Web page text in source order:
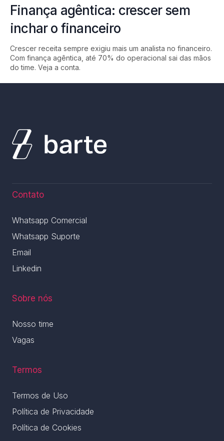
Finança agêntica: crescer sem
inchar o financeiro
Crescer receita sempre exigiu mais um analista no financeiro.
Com finança agêntica, até 70% do operacional sai das mãos
do time. Veja a conta.
Contato
Whatsapp Comercial
Whatsapp Suporte
Email
Linkedin
Sobre nós
Nosso time
Vagas
Termos
Termos de Uso
Política de Privacidade
Política de Cookies